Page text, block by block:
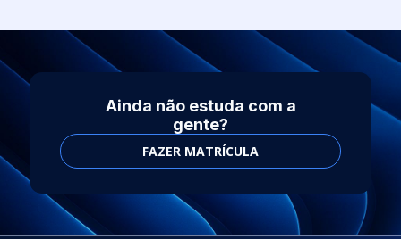
Ainda não estuda com a
gente?
FAZER MATRÍCULA